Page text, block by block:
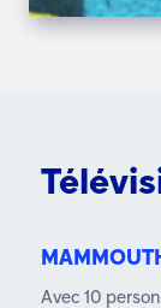
Avec 10